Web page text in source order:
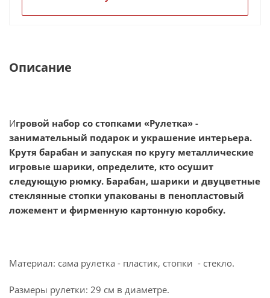
Описание
Игровой набор со стопками «Рулетка» -
занимательный подарок и украшение интерьера.
Крутя барабан и запуская по кругу металлические
игровые шарики, определите, кто осушит
следующую рюмку. Барабан, шарики и двуцветные
стеклянные стопки упакованы в пенопластовый
ложемент и фирменную картонную коробку.
Материал: сама рулетка - пластик, стопки - стекло.
Размеры рулетки: 29 см в диаметре.